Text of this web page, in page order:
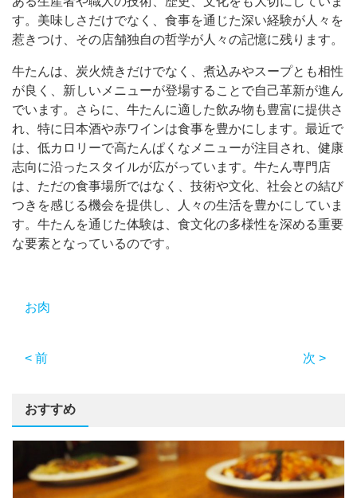
す。美味しさだけでなく、食事を通じた深い経験が人々を
惹きつけ、その店舗独自の哲学が人々の記憶に残ります。
牛たんは、炭火焼きだけでなく、煮込みやスープとも相性
が良く、新しいメニューが登場することで自己革新が進ん
でいます。さらに、牛たんに適した飲み物も豊富に提供さ
れ、特に日本酒や赤ワインは食事を豊かにします。最近で
は、低カロリーで高たんぱくなメニューが注目され、健康
志向に沿ったスタイルが広がっています。牛たん専門店
は、ただの食事場所ではなく、技術や文化、社会との結び
つきを感じる機会を提供し、人々の生活を豊かにしていま
す。牛たんを通じた体験は、食文化の多様性を深める重要
な要素となっているのです。
お肉
< 前 次 >
おすすめ